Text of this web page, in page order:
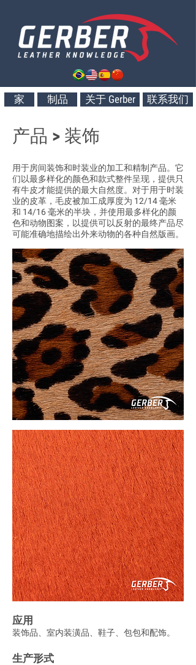
家 制品 关于 Gerber 联系我们
应用
装饰品、室内装潢品、鞋子、包包和配饰。
生产形式
产品 > 装饰
用于房间装饰和时装业的加工和精制产品。它
们以最多样化的颜色和款式整件呈现，提供只
有牛皮才能提供的最大自然度。对于用于时装
业的皮革，毛皮被加工成厚度为 12/14 毫米
和 14/16 毫米的半块，并使用最多样化的颜
色和动物图案，以提供可以反射的最终产品尽
可能准确地描绘出外来动物的各种自然版画。